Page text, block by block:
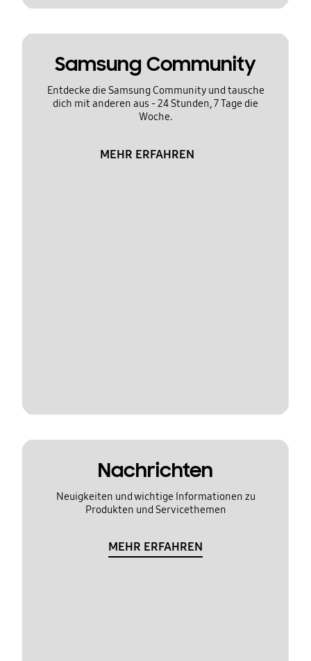
Samsung Community
Entdecke die Samsung Community und tausche
dich mit anderen aus - 24 Stunden, 7 Tage die
Woche.
MEHR ERFAHREN
Nachrichten
Neuigkeiten und wichtige Informationen zu
Produkten und Servicethemen
MEHR ERFAHREN